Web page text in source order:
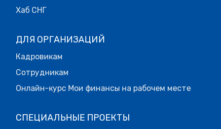
Хаб СНГ
ДЛЯ ОРГАНИЗАЦИЙ
Кадровикам
Сотрудникам
Онлайн-курс Мои финансы на рабочем месте
СПЕЦИАЛЬНЫЕ ПРОЕКТЫ